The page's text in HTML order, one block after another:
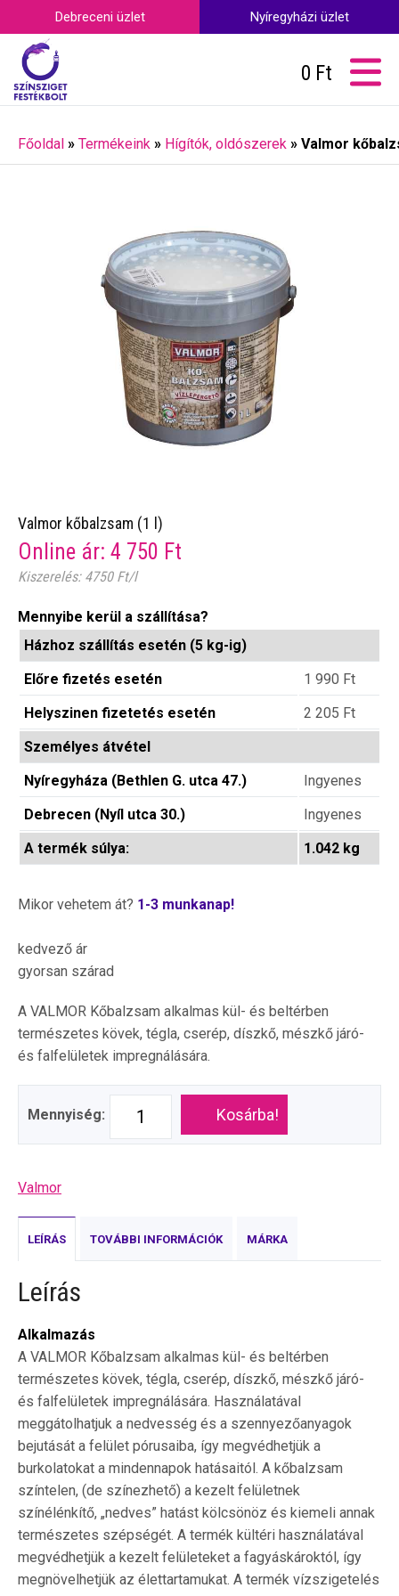
Debreceni üzlet Nyíregyházi üzlet
0 Ft
Főoldal » Termékeink » Hígítók, oldószerek » Valmor
Valmor kőbalzsam (1 l)
Online ár: 4 750 Ft
Kiszerelés: 4750 Ft/l
Mennyibe kerül a szállítása?
Házhoz szállítás esetén (5 kg-ig)
Előre fizetés esetén
1 990 Ft
Helyszinen fizetetés esetén
2 205 Ft
Személyes átvétel
Nyíregyháza (Bethlen G. utca 47.)
Ingyenes
Debrecen (Nyíl utca 30.)
Ingyenes
A termék súlya:
1.042 kg
Mikor vehetem át? 1-3 munkanap!
kedvező ár
gyorsan szárad
A VALMOR Kőbalzsam alkalmas kül- és beltérben
természetes kövek, tégla, cserép, díszkő, mészkő járó-
és falfelületek impregnálására.
Mennyiség: Kosárba!
Valmor
LEÍRÁS TOVÁBBI INFORMÁCIÓK MÁRKA
Leírás
Alkalmazás
A VALMOR Kőbalzsam alkalmas kül- és beltérben
természetes kövek, tégla, cserép, díszkő, mészkő járó-
és falfelületek impregnálására. Használatával
meggátolhatjuk a nedvesség és a szennyezőanyagok
bejutását a felület pórusaiba, így megvédhetjük a
burkolatokat a mindennapok hatásaitól. A kőbalzsam
színtelen, (de színezhető) a kezelt felületnek
színélénkítő, „nedves” hatást kölcsönöz és kiemeli annak
természetes szépségét. A termék kültéri használatával
megvédhetjük a kezelt felületeket a fagyáskároktól, így
megnövelhetjük az élettartamukat. A termék vízszigetelés